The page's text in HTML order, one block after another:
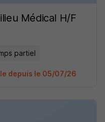
Médical H/F
partiel
depuis le 05/07/26